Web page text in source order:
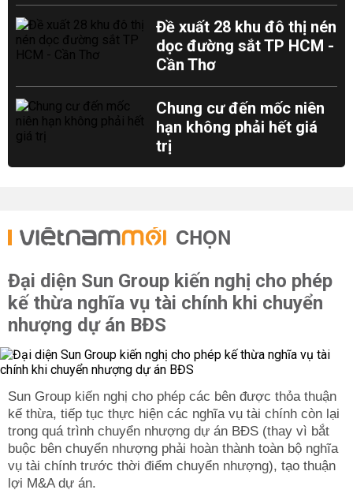
Đề xuất 28 khu đô thị nén
dọc đường sắt TP HCM -
Cần Thơ
Chung cư đến mốc niên
hạn không phải hết giá
trị
CHỌN
Đại diện Sun Group kiến nghị cho phép
kế thừa nghĩa vụ tài chính khi chuyển
nhượng dự án BĐS
Sun Group kiến nghị cho phép các bên được thỏa thuận
kế thừa, tiếp tục thực hiện các nghĩa vụ tài chính còn lại
trong quá trình chuyển nhượng dự án BĐS (thay vì bắt
buộc bên chuyển nhượng phải hoàn thành toàn bộ nghĩa
vụ tài chính trước thời điểm chuyển nhượng), tạo thuận
lợi M&A dự án.